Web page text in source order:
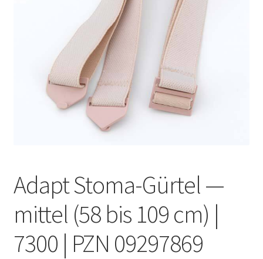
Оставить отзыв
Оформление заказа
Подтверждение заказа
Adapt Stoma-Gürtel —
mittel (58 bis 109 cm) |
7300 | PZN 09297869